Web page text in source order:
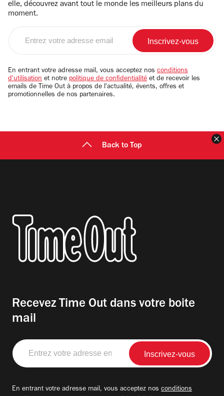
elle, découvrez avant tout le monde les meilleurs plans du
moment.
email
En entrant votre adresse mail, vous acceptez nos conditions
d'utilisation et notre politique de confidentialité et de recevoir les
emails de Time Out à propos de l'actualité, évents, offres et
promotionnelles de nos partenaires.
Back to Top
Recevez Time Out dans votre boite
mail
Entrez
votre
adresse
En entrant votre adresse mail, vous acceptez nos conditions